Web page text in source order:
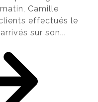
Camille
effectués le
sur son...